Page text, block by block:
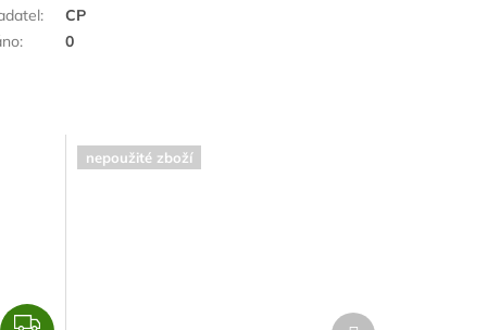
:
CP
: 0
Z
nepoužité zboží
Další